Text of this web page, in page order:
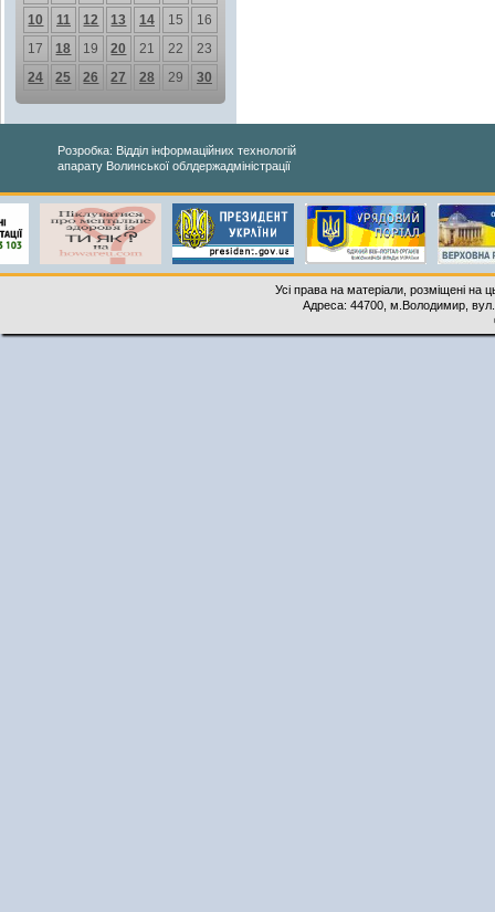
10
11 12 13 14 15
16
17
18 19 20 21 22
23
24
25 26 27 28 29 30
Розробка: Відділ інформаційних технологій
апарату Волинської облдержадміністрації
Усі права на матеріали, розміщені на
Адреса: 44700, м.Володимир,